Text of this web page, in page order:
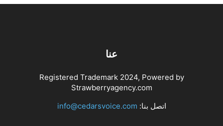
عنا
Registered Trademark 2024, Powered by
Strawberryagency.com
اتصل بنا: info@cedarsvoice.com